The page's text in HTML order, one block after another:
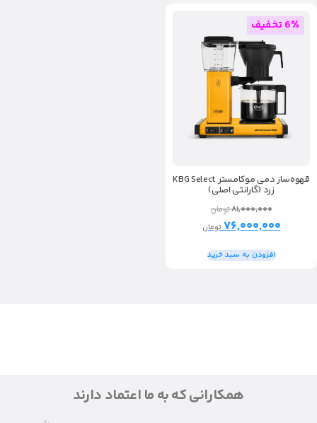
6٪ تخفیف
قهوه‌ساز دمی موکامستر KBG Select
زرد (گارانتی اصلی)
۸۱,۰۰۰,۰۰۰تومان
۷۶,۰۰۰,۰۰۰تومان
افزودن به سبد خرید
همکارانی که به ما اعتماد دارند